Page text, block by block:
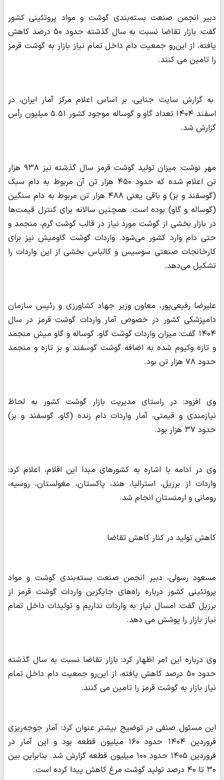
دبیر انجمن صنعت بسته‌بندی گوشت و مواد پروتئینی کشور
گفت: بازار تقاضا نسبت به سال گذشته حدود ۵۰ درصد کاهش
یافته، از این‌رو جمعیت دام داخل تمام نیاز بازار به گوشت قرمز
را تامین می کنند.
به گزارش سایت جنایی، بر اساس اعلام مرکز آمار ایران، در
اسفند ۱۴۰۴ تعداد گاو و گوساله موجود کشور ۵.۵۱ میلیون رأس
گزارش شد.
مهر نوشت: میزان تولید گوشت قرمز سال گذشته نیز ۹۳۸ هزار
تن اعلام شده که حدود ۴۵۰ هزار تن آن مربوط به دام سبک
(گوسفند و بز) و باقی یعنی ۴۸۸ هزار تن مربوط به دام سنگین
(گوساله و گاو) بوده است. همچنین سالانه برای کنترل قیمت‌ها
در بازار بخشی از گوشت مورد نیاز در قالب گوشت گرم، منجمد و
حتی دام وارد کشور می‌شود. واردات گوشت گاومیش نیز برای
کارخانجات صنعتی سوسیس و کالباس بخشی از این واردات را
تشکیل می‌دهد.
علیرضا رفیعی‌پور، معاون وزیر جهاد کشاورزی و رئیس سازمان
دامپزشکی کشور در خصوص آمار واردات گوشت قرمز در سال
۱۴۰۴ گفت: میزان واردات گوشت گاو، گوساله و گاو میش منجمد
و تازه وکیوم شده به اضافه گوشت گوسفند و بز تازه و منجمد
حدود ۷۸ هزار تن بود.
وی افزود: در راستای مدیریت بازار گوشت کشور به لحاظ
نیازمندی و قیمتی، آمار واردات دام زنده (گاو، گوسفند و بز)
حدود ۳۷ هزار بود.
وی در ادامه با اشاره به کشورهای مبدا این اقلام، اعلام کرد:
واردات از برزیل، استرالیا، هند، پاکستان، مغولستان، روسیه،
رومانی و ارمنستان انجام شد.
‌کاهش تولید در کنار کاهش تقاضا
مسعود رسولی، دبیر انجمن صنعت بسته‌بندی گوشت و مواد
پروتئینی کشور درباره راه‌های جایگزین واردات گوشت قرمز از
برزیل گفت: امسال نیاز به واردات نداریم و تولیدات داخل تمام
نیاز بازار را پوشش می دهد.
وی درباره این امر اظهار کرد: بازار تقاضا نسبت به سال گذشته
حدود ۵۰ درصد کاهش یافته، از این‌رو جمعیت دام داخل تمام
نیاز بازار به گوشت قرمز را تامین می کنند.
این مسئول صنفی در توضیح بیشتر عنوان کرد: آمار جوجه‌ریزی
فروردین ۱۴۰۴ حدود ۱۶۰ میلیون قطعه بود و این آمار در
فروردین ۱۴۰۵ حدود ۱۰۰ میلیون قطعه گزارش شد. بنابراین بین
۳۰ تا ۴۰ درصد تولید گوشت مرغ کاهش پیدا کرده است.